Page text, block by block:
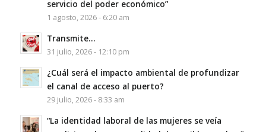
servicio del poder económico”
1 agosto, 2026 - 6:20 am
Transmite…
31 julio, 2026 - 12:10 pm
¿Cuál será el impacto ambiental de profundizar
el canal de acceso al puerto?
29 julio, 2026 - 8:33 am
“La identidad laboral de las mujeres se veía